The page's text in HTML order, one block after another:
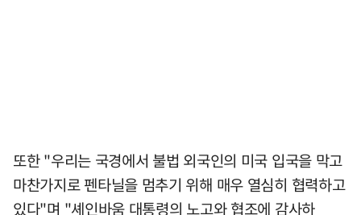
또한 "우리는 국경에서 불법 외국인의 미국 입국을 막고
마찬가지로 펜타닐을 멈추기 위해 매우 열심히 협력하고
있다"며 "셰인바움 대통령의 노고와 협조에 감사하